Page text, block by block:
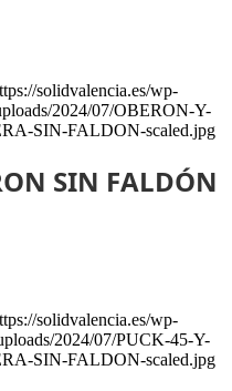
SIN FALDÓN